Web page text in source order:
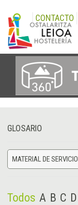
CONTACTO
GLOSARIO
MATERIAL DE SERVICIO
Todos A B C D